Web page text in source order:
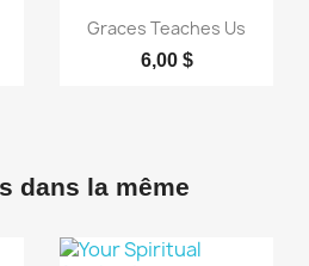
Aperçu rapide
Graces Teaches Us
6,00 $
dans la même